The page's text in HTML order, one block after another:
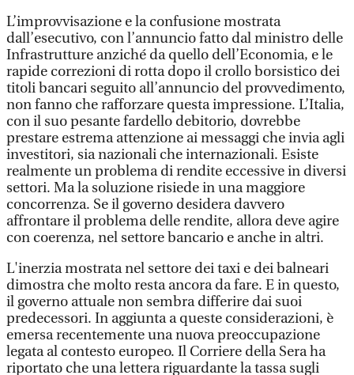
L’improvvisazione e la confusione mostrata
dall’esecutivo, con l’annuncio fatto dal ministro delle
Infrastrutture anziché da quello dell’Economia, e le
rapide correzioni di rotta dopo il crollo borsistico dei
titoli bancari seguito all’annuncio del provvedimento,
non fanno che rafforzare questa impressione. L’Italia,
con il suo pesante fardello debitorio, dovrebbe
prestare estrema attenzione ai messaggi che invia agli
investitori, sia nazionali che internazionali. Esiste
realmente un problema di rendite eccessive in diversi
settori. Ma la soluzione risiede in una maggiore
concorrenza. Se il governo desidera davvero
affrontare il problema delle rendite, allora deve agire
con coerenza, nel settore bancario e anche in altri.
L'inerzia mostrata nel settore dei taxi e dei balneari
dimostra che molto resta ancora da fare. E in questo,
il governo attuale non sembra differire dai suoi
predecessori. In aggiunta a queste considerazioni, è
emersa recentemente una nuova preoccupazione
legata al contesto europeo. Il Corriere della Sera ha
riportato che una lettera riguardante la tassa sugli